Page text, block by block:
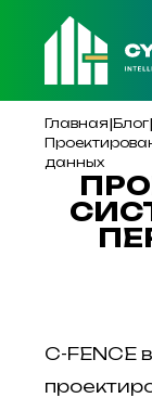
Главная|Блог|
данных
C-FENCE